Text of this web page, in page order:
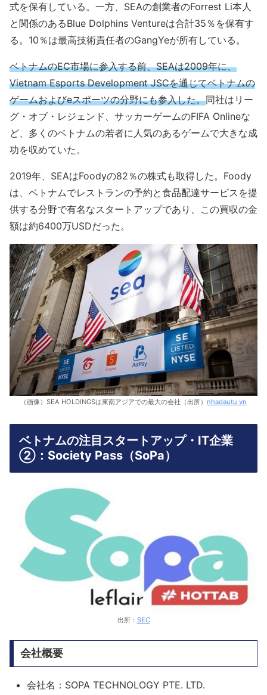
式を保有している。一方、SEAの創業者のForrest Li本人
と関係のあるBlue Dolphins Ventureは合計35％を保有す
る。10％は最高技術責任者のGangYeが所有している。
ベトナムのEC市場に参入する前、SEAは2009年に、
Vietnam Esports Development JSCを通じてベトナムの
ゲームおよびeスポーツの分野にも参入した。同社はリー
グ・オブ・レジェンド、サッカーゲームのFIFA Onlineな
ど、多くのベトナムの若者に人気のあるゲームで大きな成
功を収めていた。
2019年、SEAはFoodyの82％の株式も取得した。Foody
は、ベトナムでレストランの予約と食品配達サービスを提
供する分野で有名なスタートアップであり、この買収の金
額は約6400万USDだった。
（画像）SEA HOLDINGSは東南アジアでの最大の会社（出所） nhadautu.vn
ベトナムの注目スタートアップ・IT企業
②：Society Pass（SoPa）
出所： SEC
会社概要
会社名：SOPA TECHNOLOGY PTE. LTD.